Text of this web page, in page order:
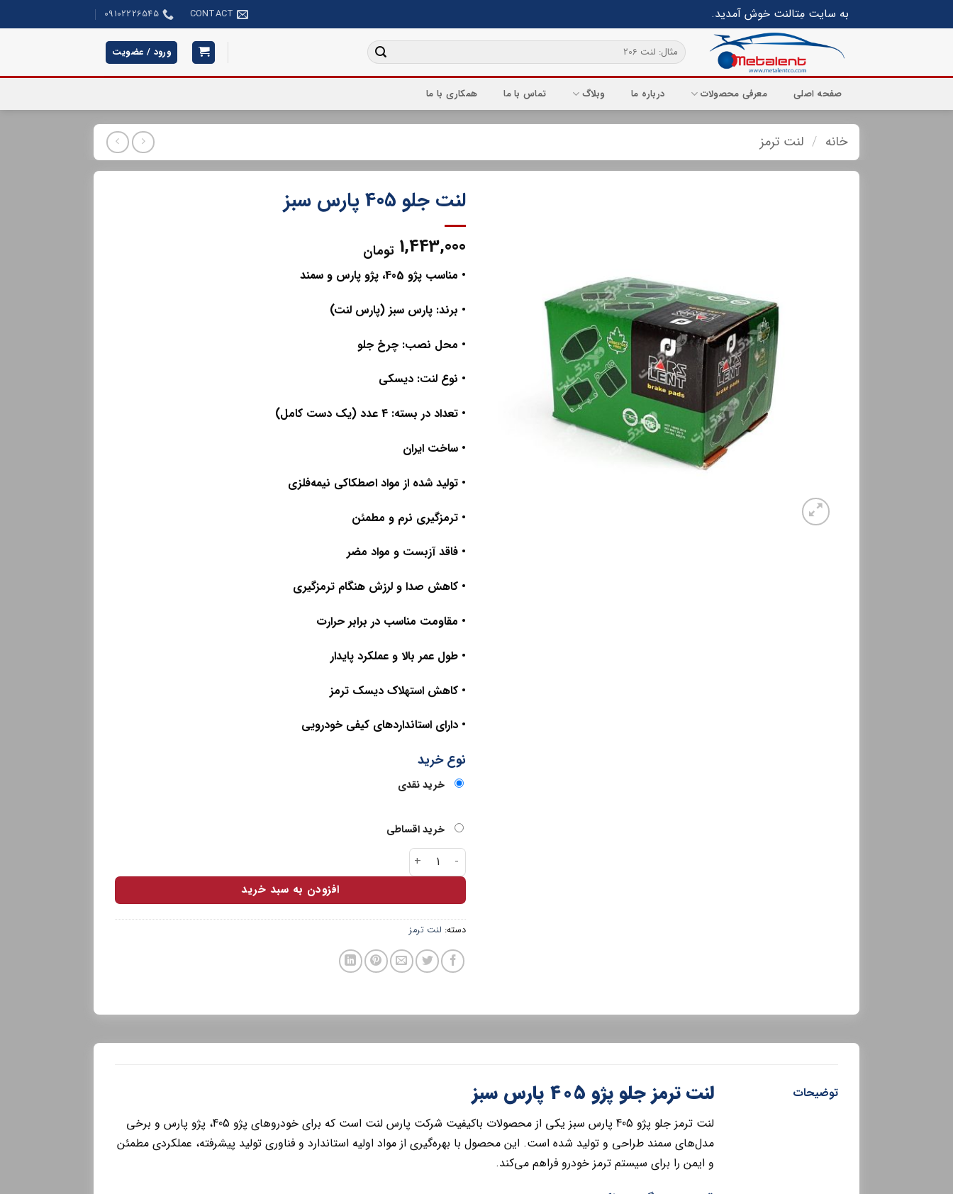
to
به سایت مِتالنت خوش آمدید. CONTACT
09102226545
جستجو
برای:
ورود / عضویت
صفحه اصلی معرفی محصولات درباره ما وبلاگ تماس با ما همکاری با ما
خانه / لنت ترمز
لنت جلو 405 پارس سبز
1,443,000 تومان
• مناسب پژو 405، پژو پارس و سمند
• برند: پارس سبز (پارس لنت)
• محل نصب: چرخ جلو
• نوع لنت: دیسکی
• تعداد در بسته: 4 عدد (یک دست کامل)
• ساخت ایران
• تولید شده از مواد اصطکاکی نیمه‌فلزی
• ترمزگیری نرم و مطمئن
• فاقد آزبست و مواد مضر
• کاهش صدا و لرزش هنگام ترمزگیری
• مقاومت مناسب در برابر حرارت
• طول عمر بالا و عملکرد پایدار
• کاهش استهلاک دیسک ترمز
• دارای استانداردهای کیفی خودرویی
نوع خرید
خرید نقدی
خرید اقساطی
لنت جلو 405 پارس سبز عدد
افزودن به سبد خرید
دسته: لنت ترمز
توضیحات لنت ترمز جلو پژو 405 پارس سبز
لنت ترمز جلو پژو 405 پارس سبز یکی از محصولات باکیفیت شرکت پارس لنت است که برای خودروهای پژو 405، پژو پارس و برخی
مدل‌های سمند طراحی و تولید شده است. این محصول با بهره‌گیری از مواد اولیه استاندارد و فناوری تولید پیشرفته، عملکردی مطمئن
و ایمن را برای سیستم ترمز خودرو فراهم می‌کند.